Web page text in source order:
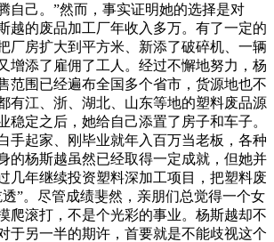
自己。”然而，事实证明她的选择是对
越的废品加工厂年收入多万。有了一定的
厂房扩大到平方米、新添了破碎机、一辆
增添了雇佣了工人。经过不懈地努力，杨
范围已经遍布全国多个省市，货源地也不
有江、浙、湖北、山东等地的塑料废品源
稳定之后，她给自己添置了房子和车子。
手起家、刚毕业就年入百万当老板，各种
的杨斯越虽然已经取得一定成就，但她并
几年继续投资塑料深加工项目，把塑料废
”。尽管成绩斐然，亲朋们总觉得一个女
爬滚打，不是个光彩的事业。杨斯越却不
于另一半的期许，首要就是不能歧视这个